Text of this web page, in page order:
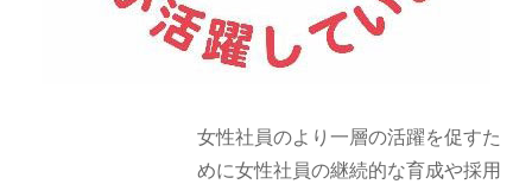
女性社員のより一層の活躍を促すた
めに女性社員の継続的な育成や採用